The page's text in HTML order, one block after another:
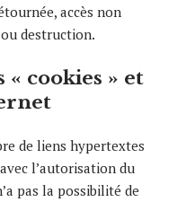
accès non
destruction.
cookies » et
de liens hypertextes
l’autorisation du
pas la possibilité de